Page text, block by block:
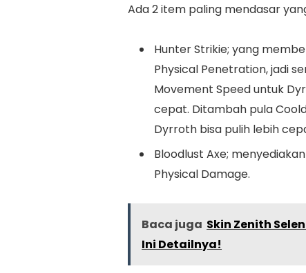
Ada 2 item paling mendasar
Hunter Strikie; yang
Physical Penetration, jadi
Movement Speed untuk
cepat. Ditambah pula
Dyrroth bisa pulih lebih
Bloodlust Axe;
Physical Damage.
Baca juga Skin Zenith
Ini Detailnya!